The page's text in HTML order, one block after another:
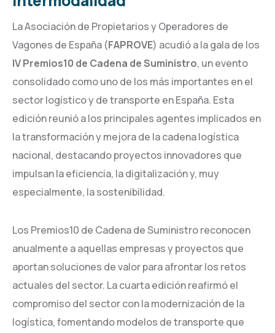
La Asociación de Propietarios y Operadores de
Vagones de España (FAPROVE) acudió a la gala de los
IV Premios10 de Cadena de Suministro, un evento
consolidado como uno de los más importantes en el
sector logístico y de transporte en España. Esta
edición reunió a los principales agentes implicados en
la transformación y mejora de la cadena logística
nacional, destacando proyectos innovadores que
impulsan la eficiencia, la digitalización y, muy
especialmente, la sostenibilidad.
Los Premios10 de Cadena de Suministro reconocen
anualmente a aquellas empresas y proyectos que
aportan soluciones de valor para afrontar los retos
actuales del sector. La cuarta edición reafirmó el
compromiso del sector con la modernización de la
logística, fomentando modelos de transporte que